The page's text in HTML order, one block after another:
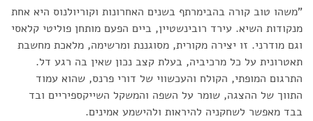
"משהו טוב קורה בהבימרתף בשנים האחרונות וקוריולנוס היא אחת
מנקודות השיא. עירד רובינשטיין, ביים הפעם מותחן פוליטי קלאסי
וגם מודרני. זו יצירה מקורית, מסוגננת ומרשימה, מלאכת מחשבת
תאטרונית על כל מרכיביה, בעלת קצב נכון שאין בה רגע דל.
התרגום המופתי, הקולח והעכשווי של דורי פרנס, שהוא עמוד
התווך של ההצגה, שומר על השפה והמשקל השייקספיריים ובד
בבד מאפשר לשחקניה להיראות ולהישמע אמינים.